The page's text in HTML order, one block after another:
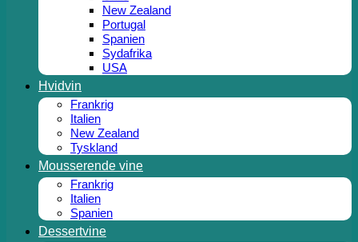
New Zealand
Portugal
Spanien
Sydafrika
USA
Hvidvin
Frankrig
Italien
New Zealand
Tyskland
Mousserende vine
Frankrig
Italien
Spanien
Dessertvine